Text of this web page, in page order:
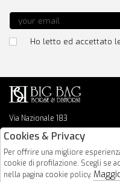
Via Nazionale 183
64026 Roseto Degli Abruzzi
info@bigbagshoponline.it
follow us
Ho letto ed accettato
Cookies & Privacy
Per offrire una migliore
cookie di profilazione. Scegli se
nella pagina cookie policy.